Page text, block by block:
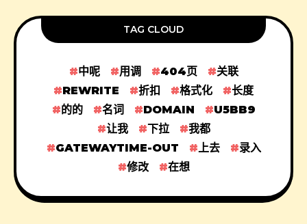
TAG CLOUD
中呢 用调 404页
关联
REWRITE
折扣 格式化
长度
的的
名词 DOMAIN
U5BB9
让我
下拉
我都
GATEWAYTIME-OUT
上去
录入
修改
在想